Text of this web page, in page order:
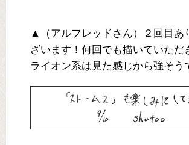
▲（アルフレッドさん）２回目あ
ざいます！何回でも描いていただ
ライオン系は見た感じから強そう